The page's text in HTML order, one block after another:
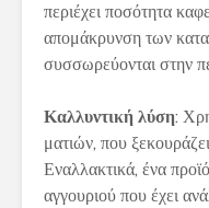
περιέχει ποσότητα
απομάκρυνση των
συσσωρεύονται στην
Καλλυντική λύση:
ματιών, που
Εναλλακτικά, ένα
αγγουριού που έχει